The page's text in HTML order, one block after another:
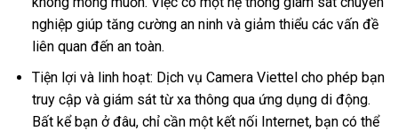
nghiệp giúp tăng cường an ninh và giảm thiểu các vấn đề
liên quan đến an toàn.
Tiện lợi và linh hoạt: Dịch vụ Camera Viettel cho phép bạn
truy cập và giám sát từ xa thông qua ứng dụng di động.
Bất kể bạn ở đâu, chỉ cần một kết nối Internet, bạn có thể